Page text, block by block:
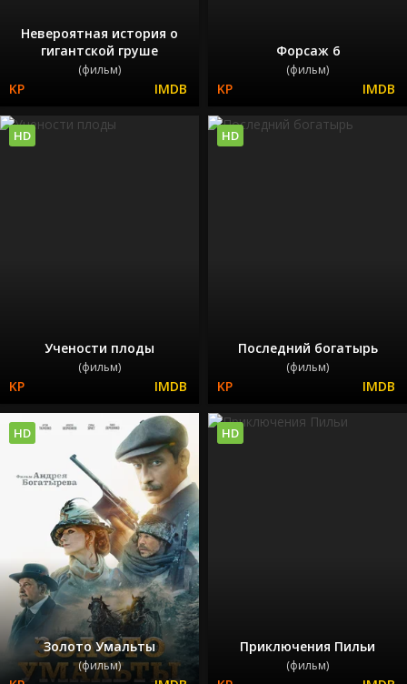
Невероятная история о
гигантской груше
(фильм)
Форсаж 6
(фильм)
Учености плоды
(фильм)
HD
Последний богатырь
(фильм)
HD
Золото Умальты
(фильм)
HD
Приключения Пильи
(фильм)
HD